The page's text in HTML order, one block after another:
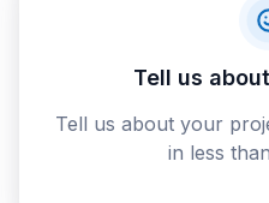
Tell us
Tell us about your
in less